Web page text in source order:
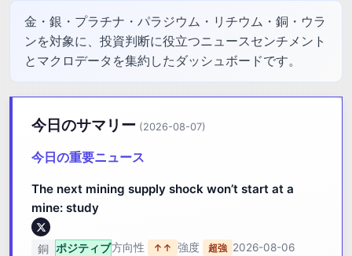
金・銀・プラチナ・パラジウム・リチウム・銅・ウラ
ンを対象に、投資判断に役立つニュースセンチメント
とマクロデータを集約したダッシュボードです。
今日のサマリー (2026-08-07)
今日の重要ニュース
The next mining supply shock won’t start at a
mine: study
銅 ポジティブ方向性 ↑↑ 強度 超強 2026-08-06